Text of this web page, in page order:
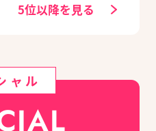
5位以降を見る
ャル